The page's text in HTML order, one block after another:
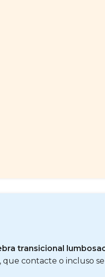
transicional
contacte o incluso